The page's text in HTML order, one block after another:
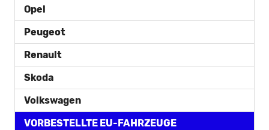
Opel
Peugeot
Renault
Skoda
Volkswagen
VORBESTELLTE EU-FAHRZEUGE